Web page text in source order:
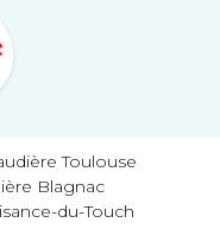
Toulouse
Blagnac
du-Touch